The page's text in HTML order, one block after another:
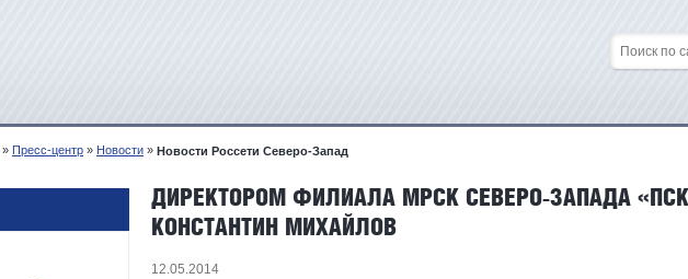
» Пресс-центр » Новости » Новости Россети Северо-Запад
ДИРЕКТОРОМ ФИЛИАЛА МРСК СЕВЕРО-ЗАПАДА
КОНСТАНТИН МИХАЙЛОВ
12.05.2014